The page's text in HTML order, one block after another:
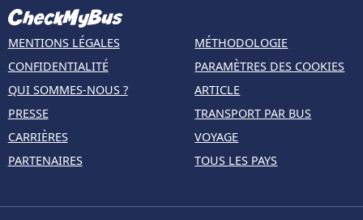
MENTIONS LÉGALES
CONFIDENTIALITÉ
QUI SOMMES-NOUS ?
PRESSE
CARRIÈRES
PARTENAIRES
MÉTHODOLOGIE
PARAMÈTRES DES COOKIES
ARTICLE
TRANSPORT PAR BUS
VOYAGE
TOUS LES PAYS